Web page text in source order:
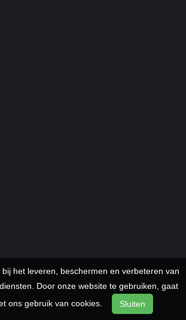
het leveren, beschermen en verbeteren van
Door onze website te gebruiken, gaat
ons gebruik van cookies.
Sluiten